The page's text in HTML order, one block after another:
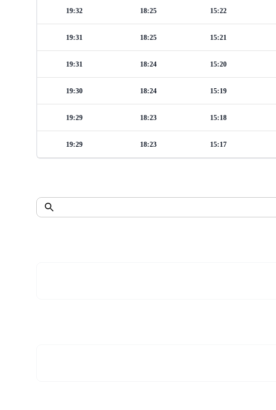
15:22
18:25
19:32
15:21
18:25
19:31
15:20
18:24
19:31
15:19
18:24
19:30
15:18
18:23
19:29
15:17
18:23
19:29